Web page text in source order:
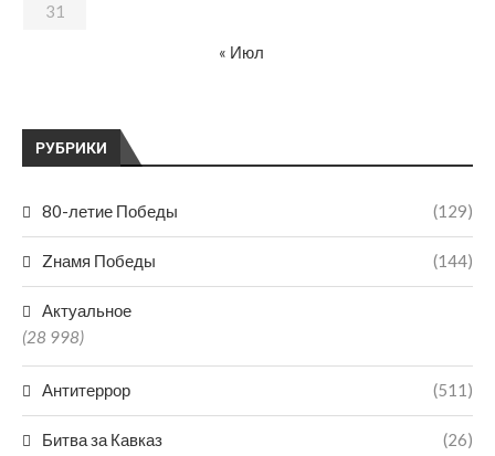
РУБРИКИ
80-летие Победы (129)
Zнамя Победы (144)
Актуальное
(28 998)
Антитеррор (511)
Битва за Кавказ (26)
31
« Июл